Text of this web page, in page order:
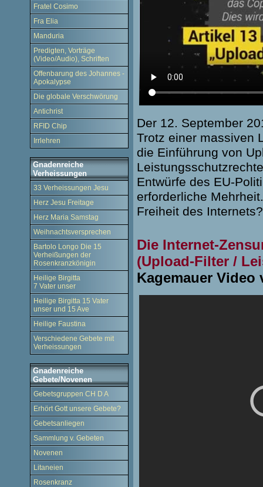
Fratel Cosimo
Fra Elia
Manduria
Predigten, Vorträge
(Video/Audio), Schriften
Offenbarung des Johannes -
Apokalypse
Die globale Verschwörung
Antichrist
RFID Chip
Irrlehren
Gnadenreiche
Verheissungen
33 Verheissungen Jesu
Herz Jesu Freitage
Herz Maria Samstag
Weihnachtsversprechen
Bartolo Longo Die 15
Verheißungen der
Rosenkranzkönigin
Heilige Birgitta
7 Vater unser
Heilige Birgitta 15 Vater
unser und 15 Ave
Heilige Faustina
Verschiedene Gebete mit
Verheissungen
Gnadenreiche
Gebete/Novenen
Gebetsgruppen CH D A
Erhört Gott unsere Gebete?
Gebetsanliegen
Sammlung v. Gebeten
Novenen
Litaneien
Rosenkranz
Der 12. September
Trotz einer massiven
die Einführung von
Entwürfe des EU-
erforderliche
Freiheit des
Die Internet-
(Upload-Filter /
Kagemauer Video